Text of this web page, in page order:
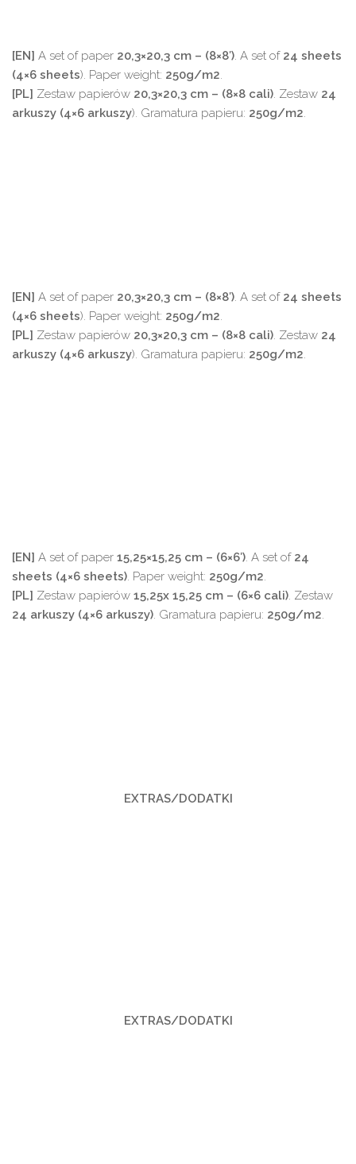
[EN] A set of paper 20,3×20,3 cm – (8×8′). A set of24 sheets
(4×6 sheets). Paper weight: 250g/m2.
[PL] Zestaw papierów 20,3×20,3 cm – (8×8 cali). Zestaw 24
arkuszy (4×6 arkuszy). Gramatura papieru: 250g/m2.
[EN] A set of paper 20,3×20,3 cm – (8×8′). A set of24 sheets
(4×6 sheets). Paper weight: 250g/m2.
[PL] Zestaw papierów 20,3×20,3 cm – (8×8 cali). Zestaw 24
arkuszy (4×6 arkuszy). Gramatura papieru: 250g/m2.
[EN] A set of paper 15,25×15,25 cm – (6×6′). A set of24
sheets (4×6 sheets). Paper weight: 250g/m2.
[PL] Zestaw papierów 15,25x 15,25 cm – (6×6 cali). Zestaw
24 arkuszy (4×6 arkuszy). Gramatura papieru: 250g/m2.
EXTRAS/DODATKI
EXTRAS/DODATKI